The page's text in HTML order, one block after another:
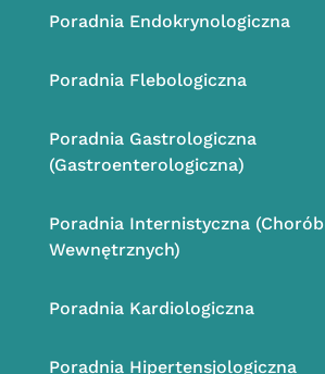
Poradnia Endokrynologiczna
Poradnia Flebologiczna
Poradnia Gastrologiczna
(Gastroenterologiczna)
Poradnia Internistyczna (Chorób
Wewnętrznych)
Poradnia Kardiologiczna
Poradnia Hipertensjologiczna